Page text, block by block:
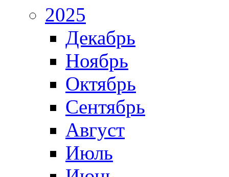
2025
Декабрь
Ноябрь
Октябрь
Сентябрь
Август
Июль